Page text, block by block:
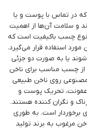
در تماس با پوست و یا
و سلامت آن‌ها از اهمیت
نوع چسب باکیفیت است که
استفاده قرار می‌گیرد.
یا به صورت دو جزئی
از چسب مناسب برای ناخن
مصنوعی روی ناخن طبیعی
عفونت، تحریک پوست و
و نگران کننده هستند.
برخوردار است. به طوری
مرغوب به برند تولید